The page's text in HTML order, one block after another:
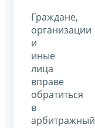
Граждане,
организации
и
иные
лица
вправе
обратиться
в
арбитражный